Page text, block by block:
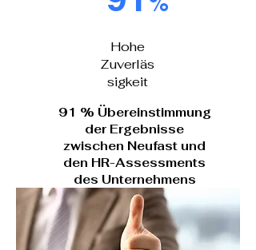
Hohe
Zuverläs
sigkeit
91 % Übereinstimmung
der Ergebnisse
zwischen Neufast und
den HR-Assessments
des Unternehmens